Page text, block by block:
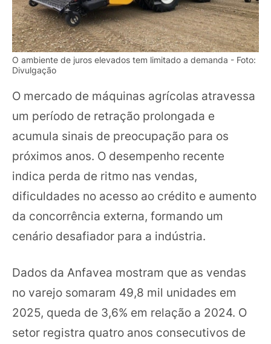
O ambiente de juros elevados tem limitado a demanda - Foto:
Divulgação
O mercado de máquinas agrícolas atravessa
um período de retração prolongada e
acumula sinais de preocupação para os
próximos anos. O desempenho recente
indica perda de ritmo nas vendas,
dificuldades no acesso ao crédito e aumento
da concorrência externa, formando um
cenário desafiador para a indústria.
Dados da Anfavea mostram que as vendas
no varejo somaram 49,8 mil unidades em
2025, queda de 3,6% em relação a 2024. O
setor registra quatro anos consecutivos de